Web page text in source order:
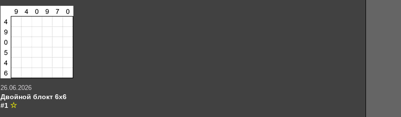
26.06.2026
Двойной блокт 6х6
#1